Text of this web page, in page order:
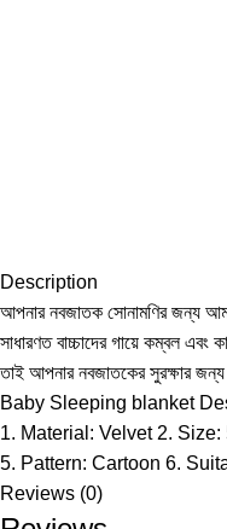
Description
আপনার নবজাতক সোনামণির জন্য
সাধারণত বাচ্চাদের গায়ে কম্বল এবং
তাই আপনার নবজাতকের সুরক্ষার জন্য
Baby Sleeping blanket
1. Material: Velvet 2.
5. Pattern: Cartoon 6.
Reviews (0)